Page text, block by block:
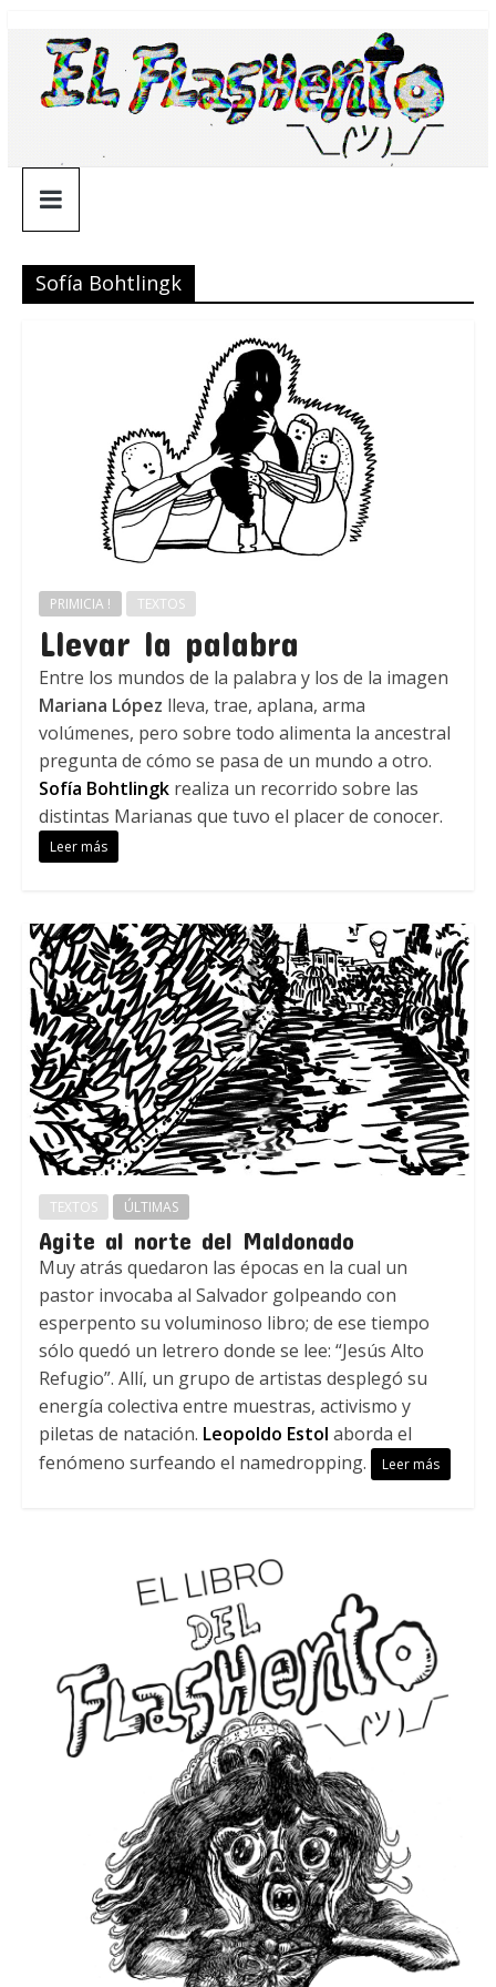
contenido
¯\_(ツ)_/
¯
Sofía Bohtlingk
PRIMICIA ! TEXTOS
Llevar la palabra
Entre los mundos de la palabra y los de la imagen
Mariana López lleva, trae, aplana, arma
volúmenes, pero sobre todo alimenta la ancestral
pregunta de cómo se pasa de un mundo a otro.
Sofía Bohtlingkrealiza un recorrido sobre las
distintas Marianas que tuvo el placer de conocer.
Leer más
TEXTOS ÚLTIMAS
Agite al norte del Maldonado
Muy atrás quedaron las épocas en la cual un
pastor invocaba al Salvador golpeando con
esperpento su voluminoso libro; de ese tiempo
sólo quedó un letrero donde se lee: “Jesús Alto
Refugio”. Allí, un grupo de artistas desplegó su
energía colectiva entre muestras, activismo y
piletas de natación. Leopoldo Estol aborda el
fenómeno surfeando el namedropping.
Leer más